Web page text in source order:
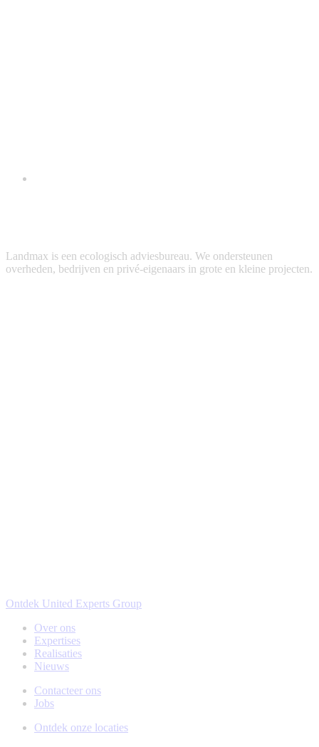
Landmax is een ecologisch adviesbureau. We ondersteunen
overheden, bedrijven en privé-eigenaars in grote en kleine projecten.
Ontdek United Experts Group
Over ons
Expertises
Realisaties
Nieuws
Contacteer ons
Jobs
Ontdek onze locaties